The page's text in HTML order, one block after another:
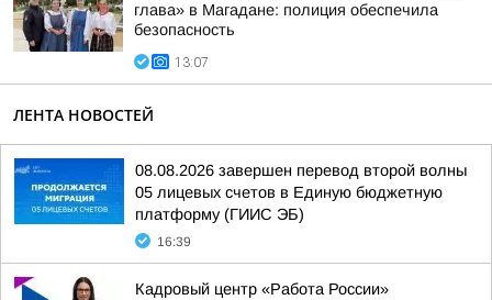
глава» в Магадане: полиция обеспечила
безопасность
13:07
ЛЕНТА НОВОСТЕЙ
08.08.2026 завершен перевод второй волны
05 лицевых счетов в Единую бюджетную
платформу (ГИИС ЭБ)
16:39
Кадровый центр «Работа России»